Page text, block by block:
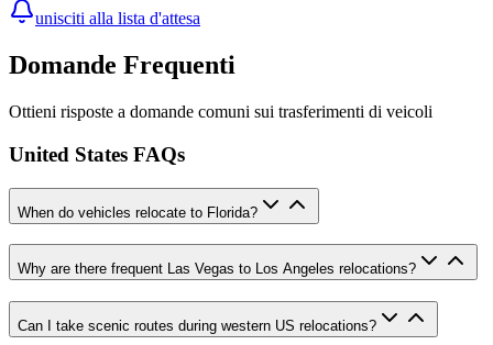
unisciti alla lista d'attesa
Domande Frequenti
Ottieni risposte a domande comuni sui trasferimenti di veicoli
United States FAQs
When do vehicles relocate to Florida?
Why are there frequent Las Vegas to Los Angeles relocations?
Can I take scenic routes during western US relocations?